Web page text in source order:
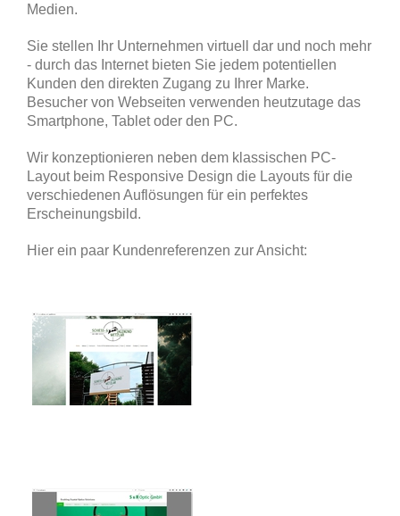
Medien.
Sie stellen Ihr Unternehmen virtuell dar und noch mehr
- durch das Internet bieten Sie jedem potentiellen
Kunden den direkten Zugang zu Ihrer Marke.
Besucher von Webseiten verwenden heutzutage das
Smartphone, Tablet oder den PC.
Wir konzeptionieren neben dem klassischen PC-
Layout beim Responsive Design die Layouts für die
verschiedenen Auflösungen für ein perfektes
Erscheinungsbild.
Hier ein paar Kundenreferenzen zur Ansicht: